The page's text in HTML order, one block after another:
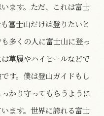
ます。ただ、これは富士
富士山だけは登りたいと
多くの人に富士山に登っ
草履やハイヒールなどで
す。僕は登山ガイドもし
かり守ってもらうように
ます。世界に誇れる富士